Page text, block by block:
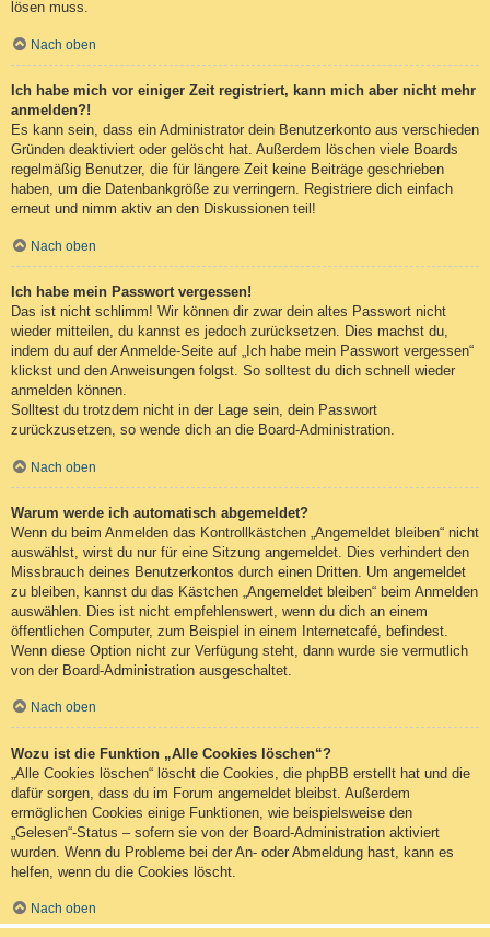
lösen muss.
Nach oben
Ich habe mich vor einiger Zeit registriert, kann mich aber nicht mehr
anmelden?!
Es kann sein, dass ein Administrator dein Benutzerkonto aus verschieden
Gründen deaktiviert oder gelöscht hat. Außerdem löschen viele Boards
regelmäßig Benutzer, die für längere Zeit keine Beiträge geschrieben
haben, um die Datenbankgröße zu verringern. Registriere dich einfach
erneut und nimm aktiv an den Diskussionen teil!
Nach oben
Ich habe mein Passwort vergessen!
Das ist nicht schlimm! Wir können dir zwar dein altes Passwort nicht
wieder mitteilen, du kannst es jedoch zurücksetzen. Dies machst du,
indem du auf der Anmelde-Seite auf „Ich habe mein Passwort vergessen“
klickst und den Anweisungen folgst. So solltest du dich schnell wieder
anmelden können.
Solltest du trotzdem nicht in der Lage sein, dein Passwort
zurückzusetzen, so wende dich an die Board-Administration.
Nach oben
Warum werde ich automatisch abgemeldet?
Wenn du beim Anmelden das Kontrollkästchen „Angemeldet bleiben“ nicht
auswählst, wirst du nur für eine Sitzung angemeldet. Dies verhindert den
Missbrauch deines Benutzerkontos durch einen Dritten. Um angemeldet
zu bleiben, kannst du das Kästchen „Angemeldet bleiben“ beim Anmelden
auswählen. Dies ist nicht empfehlenswert, wenn du dich an einem
öffentlichen Computer, zum Beispiel in einem Internetcafé, befindest.
Wenn diese Option nicht zur Verfügung steht, dann wurde sie vermutlich
von der Board-Administration ausgeschaltet.
Nach oben
Wozu ist die Funktion „Alle Cookies löschen“?
„Alle Cookies löschen“ löscht die Cookies, die phpBB erstellt hat und die
dafür sorgen, dass du im Forum angemeldet bleibst. Außerdem
ermöglichen Cookies einige Funktionen, wie beispielsweise den
„Gelesen“-Status – sofern sie von der Board-Administration aktiviert
wurden. Wenn du Probleme bei der An- oder Abmeldung hast, kann es
helfen, wenn du die Cookies löscht.
Nach oben